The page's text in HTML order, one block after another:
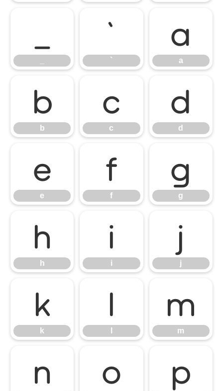
`
`
a
a
b
b
c
c
d
d
e
e
f
f
g
g
h
h
i
i
j
j
k
k
l m
m
n o p